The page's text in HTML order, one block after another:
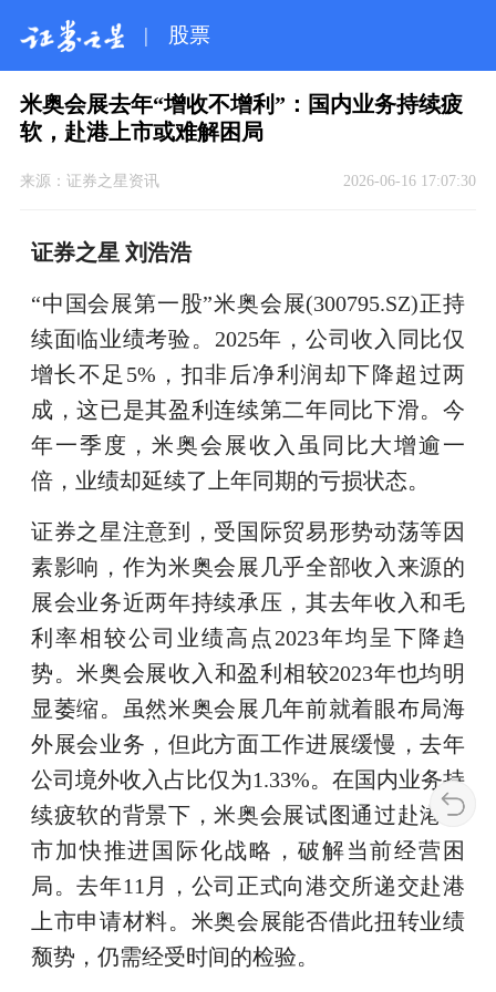
| 股票
米奥会展去年“增收不增利”：国内业务持续疲
软，赴港上市或难解困局
来源： 证券之星资讯 2026-06-16 17:07:30
证券之星 刘浩浩
“中国会展第一股”米奥会展(300795.SZ)正持
续面临业绩考验。2025年，公司收入同比仅
增长不足5%，扣非后净利润却下降超过两
成，这已是其盈利连续第二年同比下滑。今
年一季度，米奥会展收入虽同比大增逾一
倍，业绩却延续了上年同期的亏损状态。
证券之星注意到，受国际贸易形势动荡等因
素影响，作为米奥会展几乎全部收入来源的
展会业务近两年持续承压，其去年收入和毛
利率相较公司业绩高点2023年均呈下降趋
势。米奥会展收入和盈利相较2023年也均明
显萎缩。虽然米奥会展几年前就着眼布局海
外展会业务，但此方面工作进展缓慢，去年
公司境外收入占比仅为1.33%。在国内业务持
续疲软的背景下，米奥会展试图通过赴港上
市加快推进国际化战略，破解当前经营困
局。去年11月，公司正式向港交所递交赴港
上市申请材料。米奥会展能否借此扭转业绩
颓势，仍需经受时间的检验。